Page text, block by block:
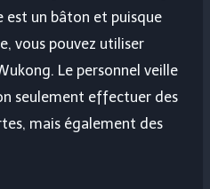
est un bâton et puisque
vous pouvez utiliser
Le personnel veille
seulement effectuer des
mais également des